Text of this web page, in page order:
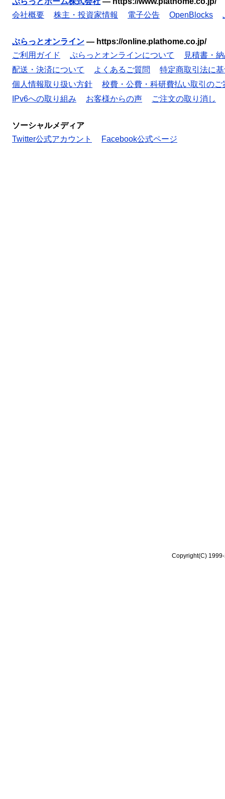
会社概要
株主・投資家情報 電子公告 OpenBlocks
ぷらっとオンライン — https://online.plathome.co.jp/
ご利用ガイド
ぷらっとオンラインについて
見積書・
配送・決済について
よくあるご質問
特定商取引法に
個人情報取り扱い方針
校費・公費・科研費払い取引のご
IPv6への取り組み
お客様からの声 ご注文の取り消し
ソーシャルメディア
Twitter公式アカウント
Facebook公式ページ
Copyright(C)